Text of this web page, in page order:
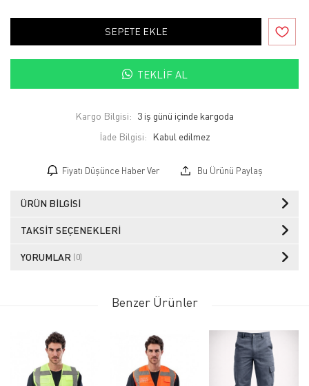
SEPETE EKLE
TEKLIF AL
Kargo Bilgisi: 3 iş günü içinde kargoda
İade Bilgisi:
Fiyatı Düşünce Haber Ver Bu Ürünü Paylaş
ÜRÜN BILGISI
TAKSIT SEÇENEKLERI
YORUMLAR (0)
Benzer Ürünler